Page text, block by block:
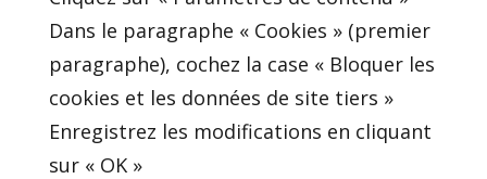
Dans le paragraphe « Cookies » (premier
paragraphe), cochez la case « Bloquer les
cookies et les données de site tiers »
Enregistrez les modifications en cliquant
sur « OK »